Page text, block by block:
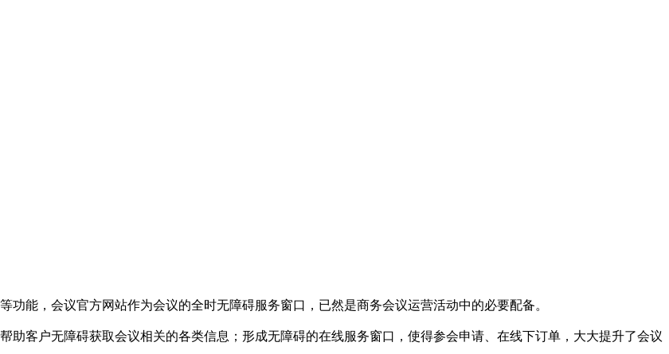
能，会议官方网站作为会议的全时无障碍服务窗口，已然是商务会议运营活动中的必要配备。
助客户无障碍获取会议相关的各类信息；形成无障碍的在线服务窗口，使得参会申请、在线下订单，大大提升了会议